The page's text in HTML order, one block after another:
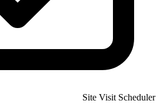
Site Visit Scheduler